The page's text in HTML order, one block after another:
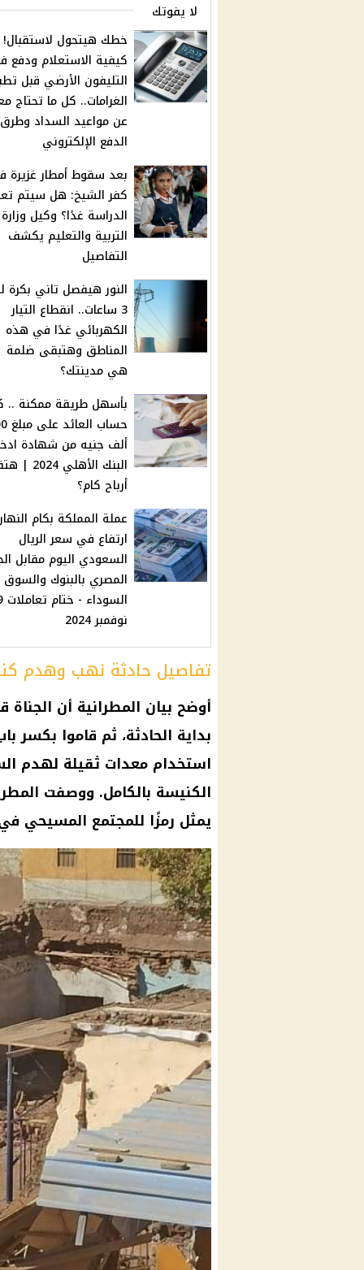
لا يفوتك
خطك هيتحول لاستقبال!
كيفية الاستعلام ودفع
التليفون الأرضي قبل
الغرامات.. كل ما تحتاج
عن مواعيد السداد وطرق
الدفع الإلكتروني
بعد سقوط أمطار غزيرة
كفر الشيخ: هل سيتم
الدراسة غدًا؟ وكيل وزارة
التربية والتعليم يكشف
التفاصيل
النور هيفصل تاني بكرة
3 ساعات.. انقطاع التيار
الكهربائي غدًا في هذه
المناطق وهتبقى
هي مدينتك؟
بأسهل طريقة ممكنة ..
حساب
ألف جنيه من شهادة
البنك
أرباح كام؟
عملة المملكة بكام
ارتفاع في سعر الريال
السعودي اليوم مقابل
المصري بالبنوك والسوق
نوفمبر 2024
تفاصيل حادثة نهب وهدم
أوضح بيان المطرانية أن
بداية الحادثة، ثم قاموا بكسر
استخدام معدات ثقيلة لهدم
الكنيسة بالكامل. ووصفت
يمثل رمزًا للمجتمع المسيحي